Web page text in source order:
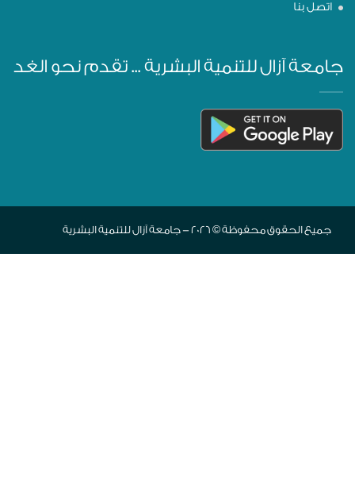
اتصل بنا
جامعة آزال للتنمية البشرية ... تقدم نحو الغد
جميع الحقوق محفوظة © 2026 - جامعة آزال للتنمية البشرية